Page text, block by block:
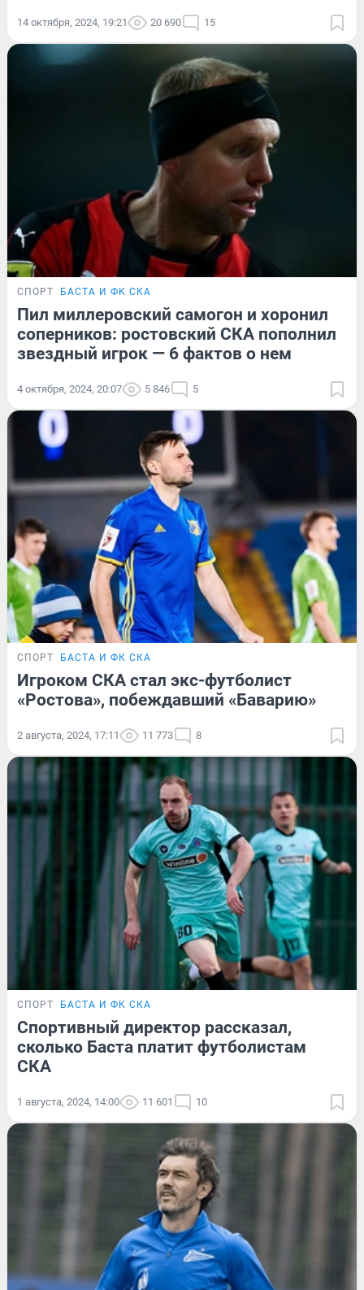
14 октября, 2024, 19:21 20 690 15
СПОРТ БАСТА И ФК СКА
Пил миллеровский самогон и хоронил
соперников: ростовский СКА пополнил
звездный игрок — 6 фактов о нем
4 октября, 2024, 20:07 5 846 5
СПОРТ БАСТА И ФК СКА
Игроком СКА стал экс-футболист
«Ростова», побеждавший «Баварию»
2 августа, 2024, 17:11 11 773 8
СПОРТ БАСТА И ФК СКА
Спортивный директор рассказал,
сколько Баста платит футболистам
СКА
1 августа, 2024, 14:00 11 601 10